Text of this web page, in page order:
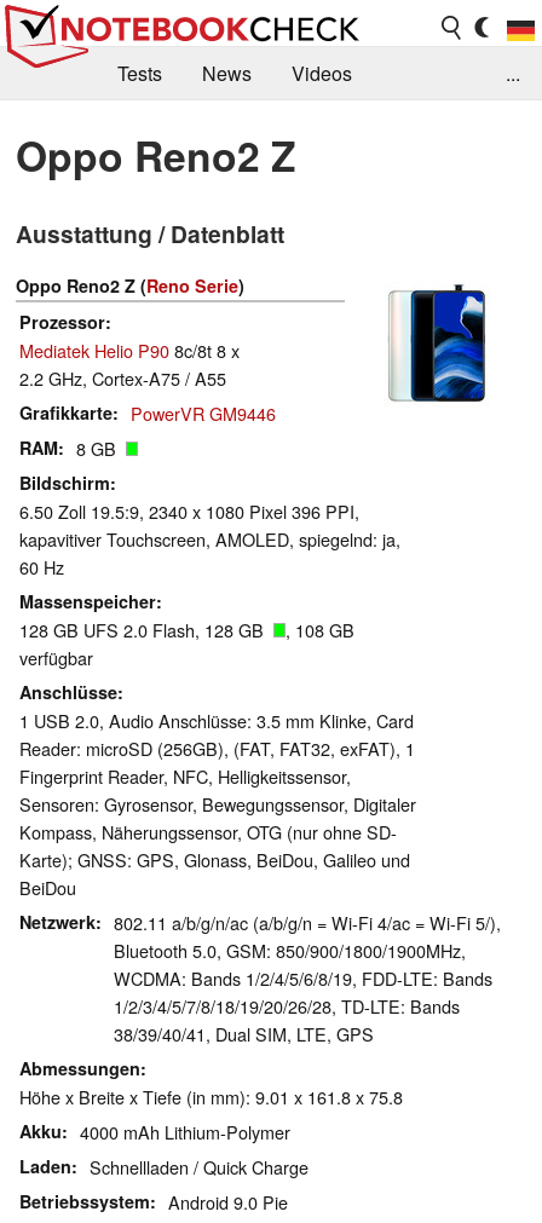
Tests News
Videos
Kaufberatung
Deals Suche
Forum
...
Oppo Reno2 Z
Ausstattung / Datenblatt
Oppo Reno2 Z (Reno Serie)
Prozessor
Mediatek Helio P908c/8t 8 x
2.2 GHz, Cortex-A75 / A55
Grafikkarte PowerVR GM9446
RAM 8 GB
Bildschirm
6.50 Zoll 19.5:9, 2340 x 1080 Pixel 396 PPI,
kapavitiver Touchscreen, AMOLED, spiegelnd: ja,
60 Hz
Massenspeicher
128 GB UFS 2.0 Flash, 128 GB
, 108 GB
verfügbar
Anschlüsse
1 USB 2.0, Audio Anschlüsse: 3.5 mm Klinke, Card
Reader: microSD (256GB), (FAT, FAT32, exFAT), 1
Fingerprint Reader, NFC, Helligkeitssensor,
Sensoren: Gyrosensor, Bewegungssensor, Digitaler
Kompass, Näherungssensor, OTG (nur ohne SD-
Karte); GNSS: GPS, Glonass, BeiDou, Galileo und
BeiDou
Netzwerk
802.11 a/b/g/n/ac (a/b/g/n = Wi-Fi 4/ac = Wi-Fi 5/),
Bluetooth 5.0, GSM: 850/900/1800/1900MHz,
WCDMA: Bands 1/2/4/5/6/8/19, FDD-LTE: Bands
1/2/3/4/5/7/8/18/19/20/26/28, TD-LTE: Bands
38/39/40/41, Dual SIM, LTE, GPS
Abmessungen
Höhe x Breite x Tiefe (in mm): 9.01 x 161.8 x 75.8
Akku 4000 mAh Lithium-Polymer
Laden Schnellladen / Quick Charge
Betriebssystem Android 9.0 Pie